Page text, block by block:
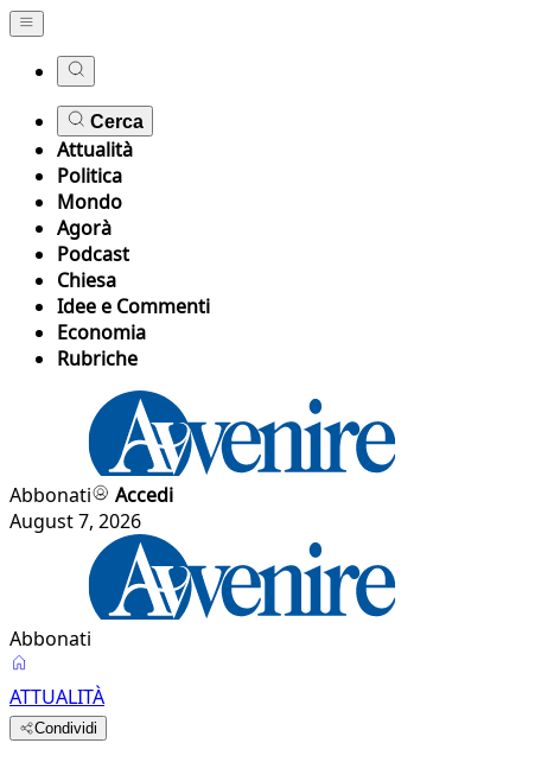
Cerca
Attualità
Politica
Mondo
Agorà
Podcast
Chiesa
Idee e Commenti
Economia
Rubriche
Abbonati
Accedi
August 7, 2026
Abbonati
ATTUALITÀ
Condividi